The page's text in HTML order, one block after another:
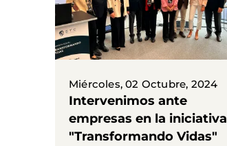
Miércoles, 02 Octubre, 2024
Intervenimos ante
empresas en la iniciativa
"Transformando Vidas"